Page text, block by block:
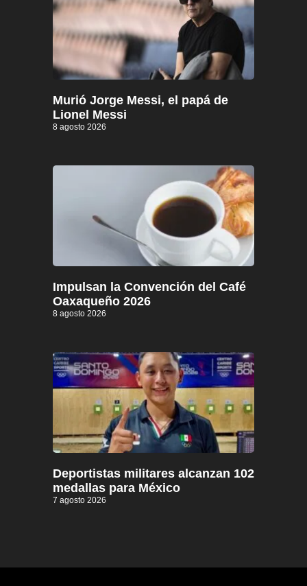
Murió Jorge Messi, el papá de
Lionel Messi
8 agosto 2026
Impulsan la Convención del Café
Oaxaqueño 2026
8 agosto 2026
Deportistas militares alcanzan 102
medallas para México
7 agosto 2026